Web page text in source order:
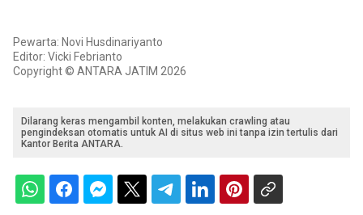
Pewarta: Novi Husdinariyanto
Editor: Vicki Febrianto
Copyright © ANTARA JATIM 2026
Dilarang keras mengambil konten, melakukan crawling atau
pengindeksan otomatis untuk AI di situs web ini tanpa izin tertulis dari
Kantor Berita ANTARA.